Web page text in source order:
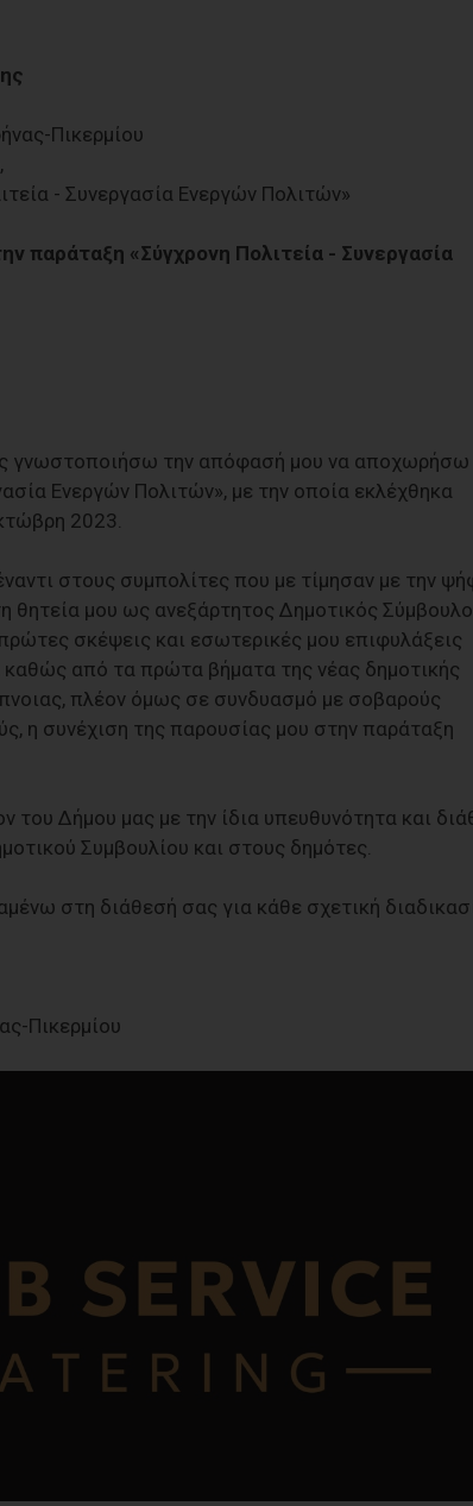
Πικερμίου
- Συνεργασία Ενεργών Πολιτών»
παράταξη «Σύγχρονη Πολιτεία - Συνεργασία
γνωστοποιήσω την απόφασή μου να
Ενεργών Πολιτών», με την οποία εκλέχθηκα
2023.
στους συμπολίτες που με τίμησαν με την
θητεία μου ως ανεξάρτητος Δημοτικός
σκέψεις και εσωτερικές μου επιφυλάξεις
από τα πρώτα βήματα της νέας δημοτικής
πλέον όμως σε συνδυασμό με σοβαρούς
η συνέχιση της παρουσίας μου στην παράταξη
Δήμου μας με την ίδια υπευθυνότητα και
Συμβουλίου και στους δημότες.
στη διάθεσή σας για κάθε σχετική
Πικερμίου